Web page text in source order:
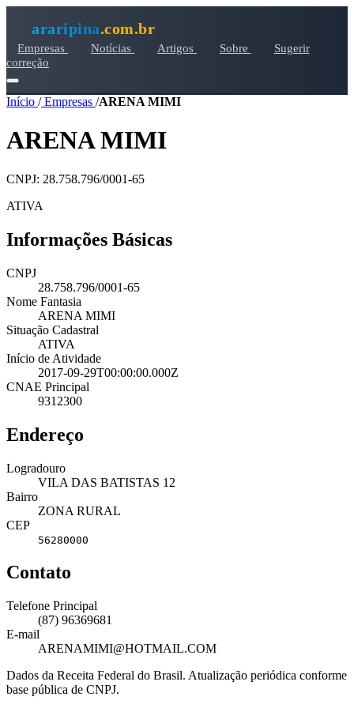
araripina.com.br
Empresas Notícias Artigos Sobre
Sugerir
correção
Início /Empresas /ARENA MIMI
ARENA MIMI
CNPJ: 28.758.796/0001-65
ATIVA
Informações Básicas
CNPJ
28.758.796/0001-65
Nome Fantasia
ARENA MIMI
Situação Cadastral
ATIVA
Início de Atividade
2017-09-29T00:00:00.000Z
CNAE Principal
9312300
Endereço
Logradouro
VILA DAS BATISTAS 12
Bairro
ZONA RURAL
CEP
56280000
Contato
Telefone Principal
(87) 96369681
E-mail
ARENAMIMI@HOTMAIL.COM
Dados da Receita Federal do Brasil. Atualização periódica conforme
base pública de CNPJ.